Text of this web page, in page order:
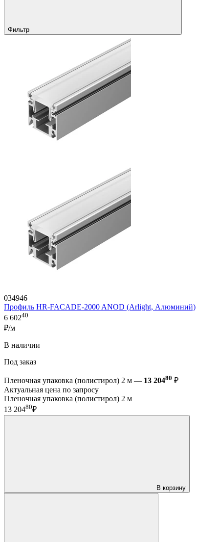
Фильтр
034946
Профиль HR-FACADE-2000 ANOD (Arlight, Алюминий)
6 60240
₽/м
В наличии
Под заказ
Пленочная упаковка (полистирол) 2 м — 13 20480 ₽
Актуальная цена по запросу
Пленочная упаковка (полистирол) 2 м
13 20480₽
В корзину